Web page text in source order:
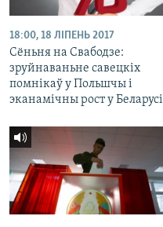
18:00, 18 ЛІПЕНЬ 2017
Сёньня на Свабодзе:
зруйнаваньне савецкіх
помнікаў у Польшчы і
эканамічны рост у Беларусі